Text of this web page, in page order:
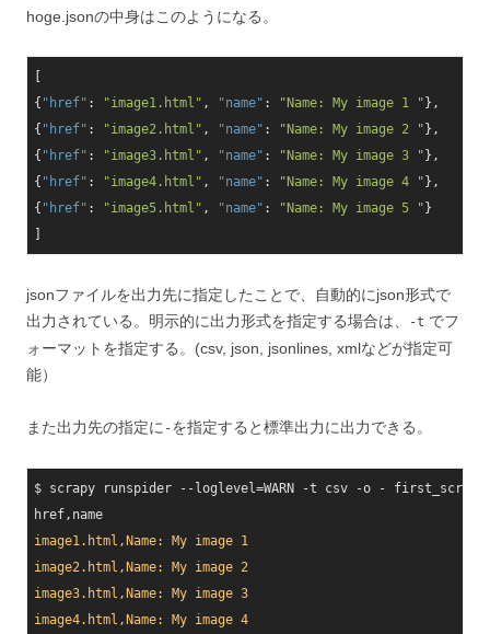
hoge.jsonの中身はこのようになる。
{ "href" : "image1.html" , "name" : "Name: My image 1 " },
{ "href" : "image2.html" , "name" : "Name: My image 2 " },
{ "href" : "image3.html" , "name" : "Name: My image 3 " },
{ "href" : "image4.html" , "name" : "Name: My image 4 " },
{ "href" : "image5.html" , "name" : "Name: My image 5 " }
jsonファイルを出力先に指定したことで、自動的にjson形式で
出力されている。明示的に出力形式を指定する場合は、
-t でフ
ォーマットを指定する。(csv, json, jsonlines, xmlなどが指定可
能）
また出力先の指定に -を指定すると標準出力に出力できる。
$ scrapy runspider --loglevel=WARN -t csv -o -
image1.html,Name: My image 1
image2.html,Name: My image 2
image3.html,Name: My image 3
image4.html,Name: My image 4